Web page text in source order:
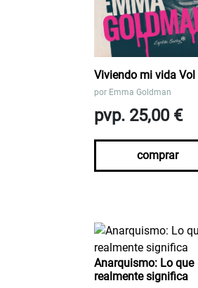
Viviendo mi vida Vol II
por Emma Goldman
pvp. 25,00 €
comprar
Anarquismo: Lo que
realmente significa